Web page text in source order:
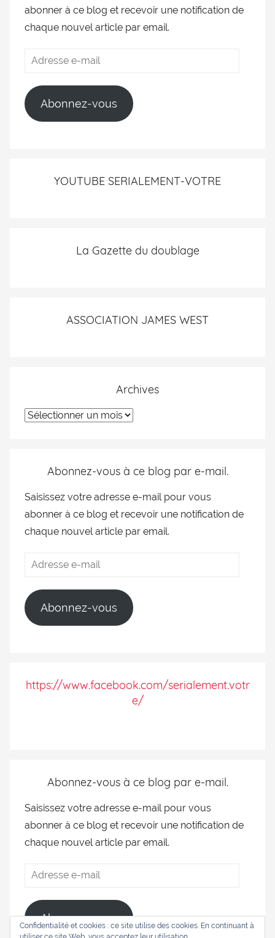
abonner à ce blog et recevoir une notification de
chaque nouvel article par email.
Abonnez-vous
YOUTUBE SERIALEMENT-VOTRE
La Gazette du doublage
ASSOCIATION JAMES WEST
Archives
Abonnez-vous à ce blog par e-mail.
Saisissez votre adresse e-mail pour vous
abonner à ce blog et recevoir une notification de
chaque nouvel article par email.
Abonnez-vous
https://www.facebook.com/serialement.votr
e/
Abonnez-vous à ce blog par e-mail.
Saisissez votre adresse e-mail pour vous
abonner à ce blog et recevoir une notification de
chaque nouvel article par email.
Abonnez-vous
Confidentialité et cookies : ce site utilise des cookies. En continuant à